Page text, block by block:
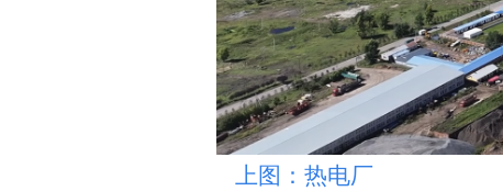
上图：热电厂